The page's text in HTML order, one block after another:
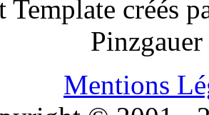
Template créés
Mentions